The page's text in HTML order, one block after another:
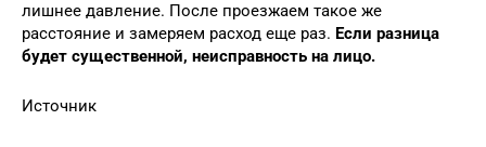
лишнее давление. После проезжаем такое же
расстояние и замеряем расход еще раз. Если разница
будет существенной, неисправность на лицо.
Источник